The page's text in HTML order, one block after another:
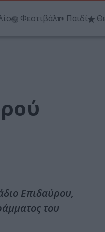
Φεστιβάλ Παιδί
Επιδαύρου,
του